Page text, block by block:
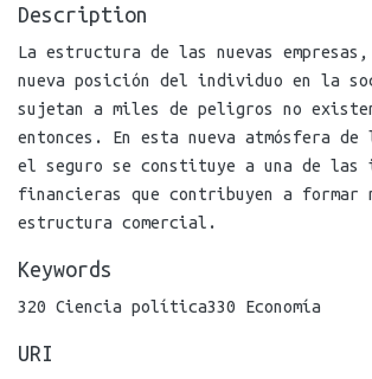
Description
La estructura de las nuevas
nueva posición del individuo en la
sujetan a miles de peligros no
entonces. En esta nueva atmósfera de
el seguro se constituye a una de las
financieras que contribuyen a formar
estructura comercial.
Keywords
320 Ciencia política330 Economía
URI